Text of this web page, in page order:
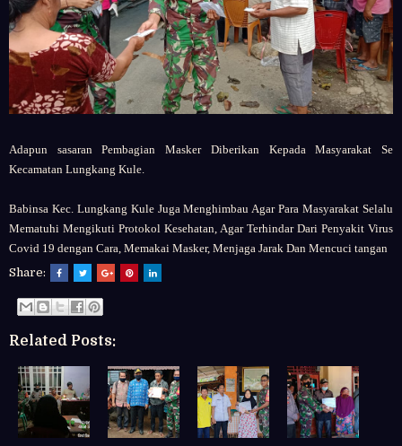
Adapun sasaran Pembagian Masker Diberikan Kepada Masyarakat Se
Kecamatan Lungkang Kule.
Babinsa Kec. Lungkang Kule Juga Menghimbau Agar Para Masyarakat Selalu
Mematuhi Mengikuti Protokol Kesehatan, Agar Terhindar Dari Penyakit Virus
Covid 19 dengan Cara, Memakai Masker, Menjaga Jarak Dan Mencuci tangan
Share:
Related Posts: